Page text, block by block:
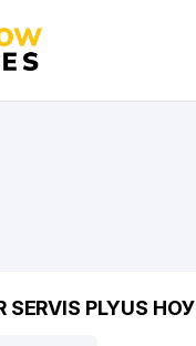
SERVIS PLYUS НОУ